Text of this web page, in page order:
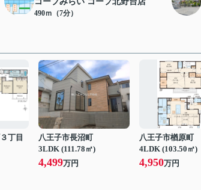
490ｍ（7分）
丁目
八王子市長沼町
3LDK (111.78㎡)
4,499万円
八王子市楢原町
4LDK (103.50㎡)
4,950万円